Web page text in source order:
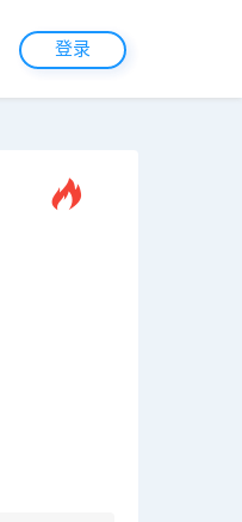
登录